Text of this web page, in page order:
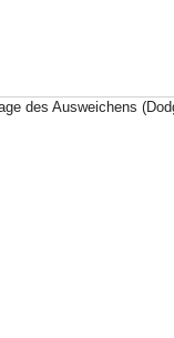
des Ausweichens